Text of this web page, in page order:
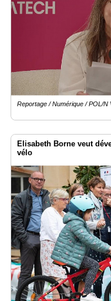
Reportage / Numérique / POL/N
Elisabeth Borne veut
vélo